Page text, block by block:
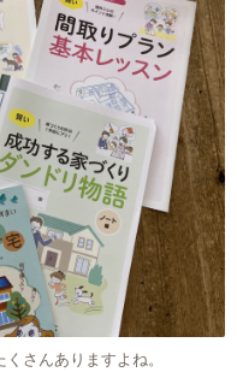
さんありますよね。